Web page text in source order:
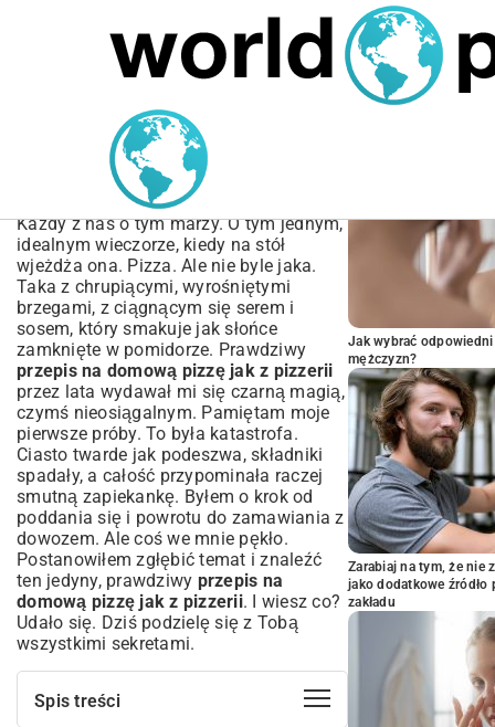
MARIUSZ ŁAMAGA 05.10.2025
Przepis na Domową Pizzę
jak z Pizzerii – Sekrety
Idealnego Ciasta
Każdy z nas o tym marzy. O tym jednym,
idealnym wieczorze, kiedy na stół
wjeżdża ona. Pizza. Ale nie byle jaka.
Taka z chrupiącymi, wyrośniętymi
brzegami, z ciągnącym się serem i
sosem, który smakuje jak słońce
zamknięte w pomidorze. Prawdziwy
przepis na domową pizzę jak z pizzerii
przez lata wydawał mi się czarną magią,
czymś nieosiągalnym. Pamiętam moje
pierwsze próby. To była katastrofa.
Ciasto twarde jak podeszwa, składniki
spadały, a całość przypominała raczej
smutną zapiekankę. Byłem o krok od
poddania się i powrotu do zamawiania z
dowozem. Ale coś we mnie pękło.
Postanowiłem zgłębić temat i znaleźć
ten jedyny, prawdziwy przepis na
domową pizzę jak z pizzerii. I wiesz co?
Udało się. Dziś podzielę się z Tobą
wszystkimi sekretami.
Spis treści
Jak wybrać
mężczyzn?
Zarabiaj na tym, że nie
jako dodatkowe
zakładu